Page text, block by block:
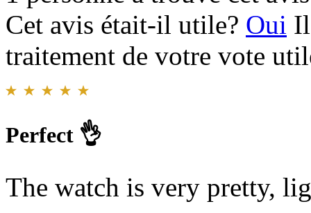
Cet avis était-il utile? Oui
traitement de votre vote
Perfect 👌
The watch is very pretty,